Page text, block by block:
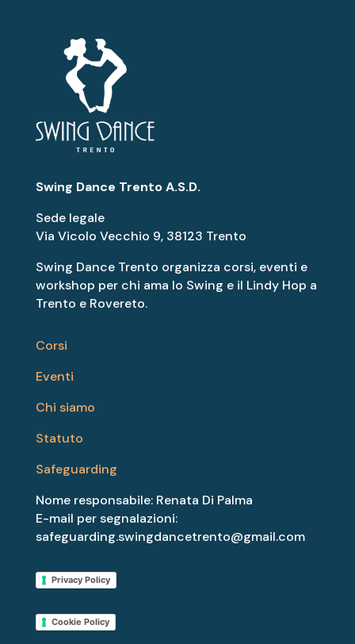
Swing Dance Trento A.S.D.
Sede legale
Via Vicolo Vecchio 9, 38123 Trento
Swing Dance Trento organizza corsi, eventi e
workshop per chi ama lo Swing e il Lindy Hop a
Trento e Rovereto.
Corsi
Eventi
Chi siamo
Statuto
Safeguarding
Nome responsabile: Renata Di Palma
E-mail per segnalazioni:
safeguarding.swingdancetrento@gmail.com
Privacy Policy
Cookie Policy